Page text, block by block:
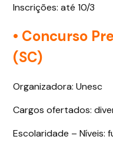
Inscrições: até 10/3
• Concurso
(SC)
Organizadora: Unesc
Cargos ofertados:
Escolaridade – Níveis: